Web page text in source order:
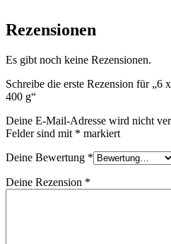
Rezensionen
Es gibt noch keine Rezensionen.
Schreibe die erste Rezension für „6
400 g“
Deine E-Mail-Adresse wird nicht
Felder sind mit * markiert
Deine Bewertung *
Deine Rezension *